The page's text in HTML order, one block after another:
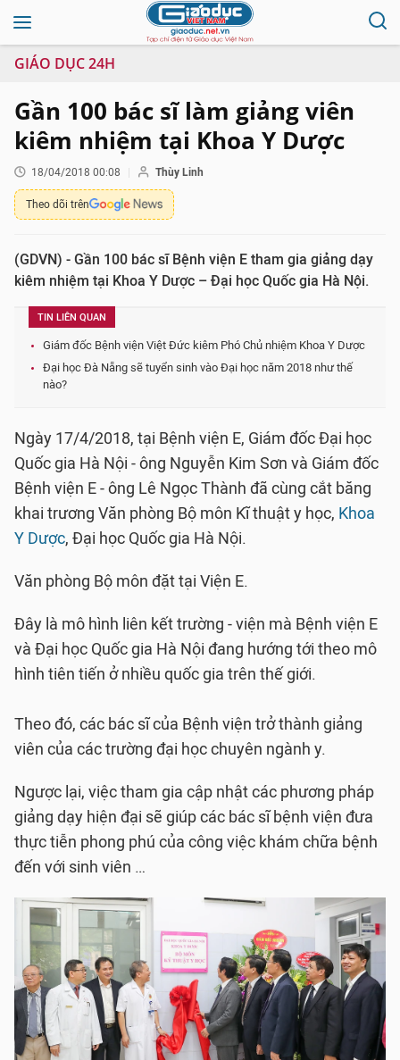
GIÁO DỤC 24H
Gần 100 bác sĩ làm giảng viên
kiêm nhiệm tại Khoa Y Dược
18/04/2018 00:08 Thùy Linh
Theo dõi trên
(GDVN) - Gần 100 bác sĩ Bệnh viện E tham gia giảng dạy
kiêm nhiệm tại Khoa Y Dược – Đại học Quốc gia Hà Nội.
TIN LIÊN QUAN
Giám đốc Bệnh viện Việt Đức kiêm Phó Chủ nhiệm Khoa Y Dược
Đại học Đà Nẵng sẽ tuyển sinh vào Đại học năm 2018 như thế
nào?
Ngày 17/4/2018, tại Bệnh viện E, Giám đốc Đại học
Quốc gia Hà Nội - ông Nguyễn Kim Sơn và Giám đốc
Bệnh viện E - ông Lê Ngọc Thành đã cùng cắt băng
khai trương Văn phòng Bộ môn Kĩ thuật y học, Khoa
Y Dược, Đại học Quốc gia Hà Nội.
Văn phòng Bộ môn đặt tại Viện E.
Đây là mô hình liên kết trường - viện mà Bệnh viện E
và Đại học Quốc gia Hà Nội đang hướng tới theo mô
hình tiên tiến ở nhiều quốc gia trên thế giới.
Theo đó, các bác sĩ của Bệnh viện trở thành giảng
viên của các trường đại học chuyên ngành y.
Ngược lại, việc tham gia cập nhật các phương pháp
giảng dạy hiện đại sẽ giúp các bác sĩ bệnh viện đưa
thực tiễn phong phú của công việc khám chữa bệnh
đến với sinh viên …